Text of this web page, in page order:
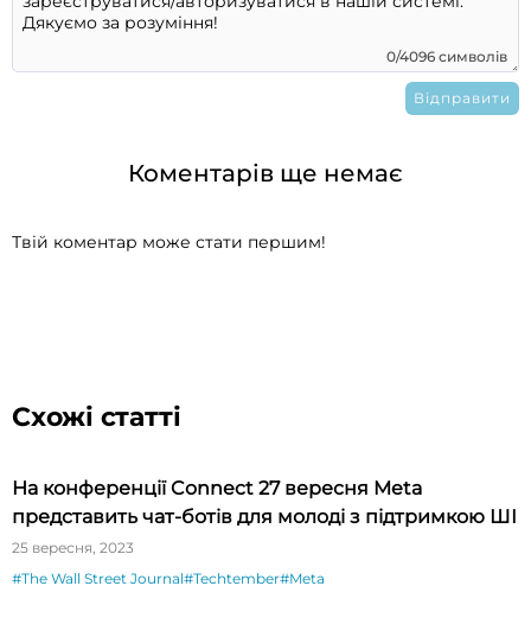
0/4096 символів
Коментарів ще немає
Твій коментар може стати першим!
Схожі статті
На конференції Connect 27 вересня Meta
представить чат-ботів для молоді з підтримкою ШІ
25 вересня, 2023
#The Wall Street Journal#Techtember#Meta